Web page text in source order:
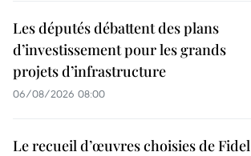
Les députés débattent des plans
d’investissement pour les grands
projets d’infrastructure
06/08/2026 08:00
Le recueil d’œuvres choisies de Fidel